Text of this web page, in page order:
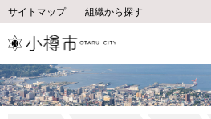
サイトマップ 組織から探す